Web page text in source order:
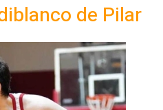
de Pilar